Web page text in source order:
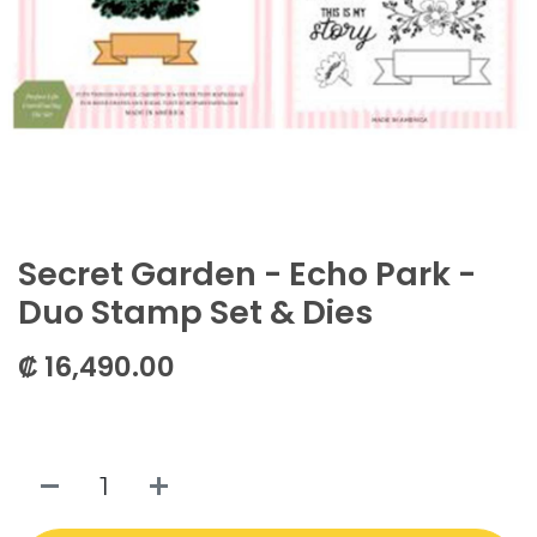
Secret Garden - Echo Park -
Duo Stamp Set & Dies
₡ 16,490.00